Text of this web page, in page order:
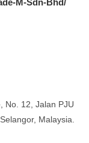
M-Sdn-Bhd/
No. 12, Jalan PJU
Malaysia.